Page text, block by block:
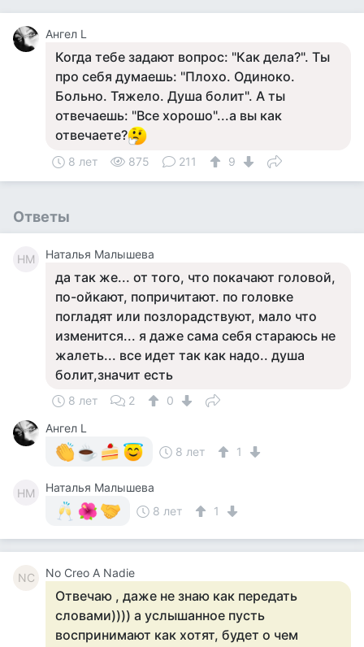
Ангел L
Когда тебе задают вопрос: "Кaк дeлa?". Ты
про себя думаешь: "Плохо. Одинoкo.
Бoльнo. Тяжeлo. Душа бoлит". А ты
отвечаешь: "Всe xopoшo"...а вы как
отвечаете?
8 лет 875 211 9
Ответы
НМ Наталья Малышева
да так же... от того, что покачают головой,
по-ойкают, попричитают. по головке
погладят или позлорадствуют, мало что
изменится... я даже сама себя стараюсь не
жалеть... все идет так как надо.. душа
болит,значит есть
8 лет 2
0
Ангел L
8 лет
1
НМ
Наталья Малышева
8 лет
1
NC No Creo A Nadie
Отвечаю , даже не знаю как передать
словами)))) а услышанное пусть
воспринимают как хотят, будет о чем